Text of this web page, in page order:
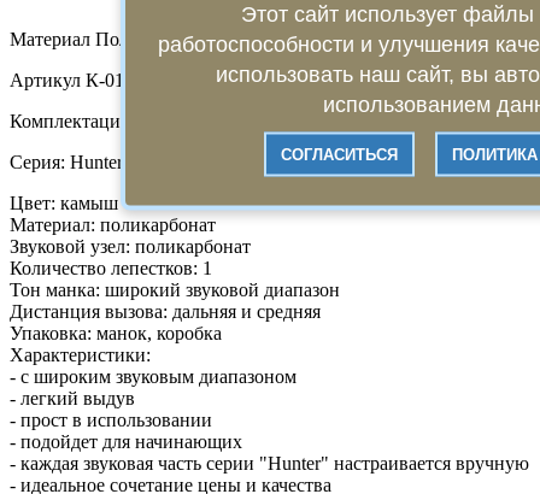
Материал Поликарбонат
Артикул К-016
Комплектация: На белолобого гуся. Серия HUNTER.
Серия: Hunter
Цвет: камыш
Материал: поликарбонат
Звуковой узел: поликарбонат
Количество лепестков: 1
Тон манка: широкий звуковой диапазон
Дистанция вызова: дальняя и средняя
Упаковка: манок, коробка
Характеристики:
- с широким звуковым диапазоном
- легкий выдув
- прост в использовании
- подойдет для начинающих
- каждая звуковая часть серии "Hunter" настраивается вручную
- идеальное сочетание цены и качества
Этот сайт использует
работоспособности и улучшения
использовать наш сайт, вы
использованием
СОГЛАСИТЬСЯ